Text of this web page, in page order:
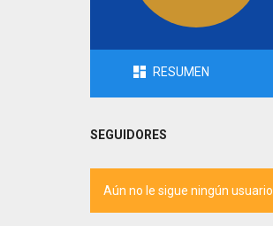
RESUMEN
SEGUIDORES
Aún no le sigue ningún usuario.